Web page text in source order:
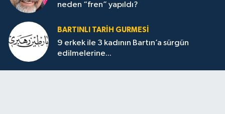
neden “fren” yapıldı?
BARTINLI TARIH GURMESI
9 erkek ile 3 kadının Bartın’a sürgün
edilmelerine...